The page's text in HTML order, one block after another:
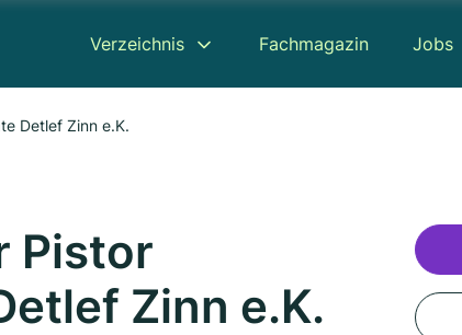
Verzeichnis Fachmagazin Jobs
Detlef Zinn e.K.
Pistor
Zinn e.K.